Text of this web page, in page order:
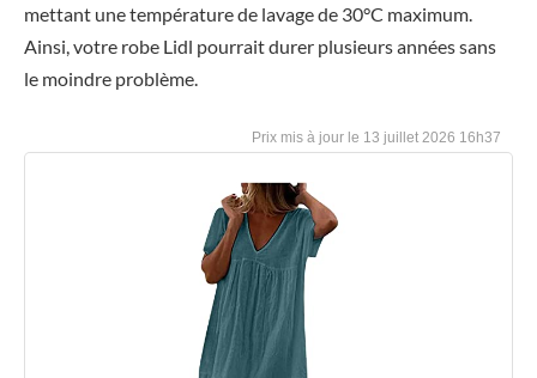
mettant une température de lavage de 30°C maximum.
Ainsi, votre robe Lidl pourrait durer plusieurs années sans
le moindre problème.
13 juillet 2026 16h37